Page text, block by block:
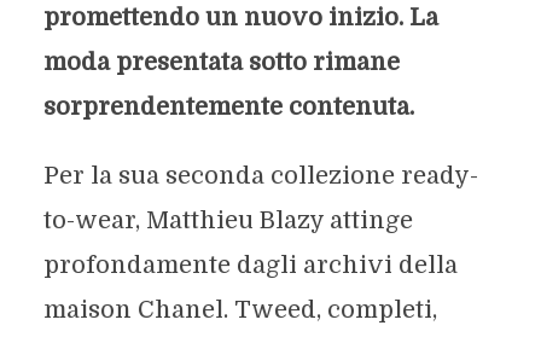
promettendo un nuovo inizio. La
moda presentata sotto rimane
sorprendentemente contenuta.
Per la sua seconda collezione ready-
to-wear, Matthieu Blazy attinge
profondamente dagli archivi della
maison Chanel. Tweed, completi,